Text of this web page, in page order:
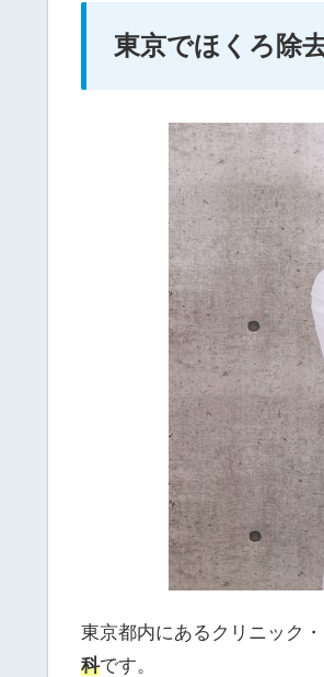
東京でほくろ除
東京都内にあるクリニック
科です。